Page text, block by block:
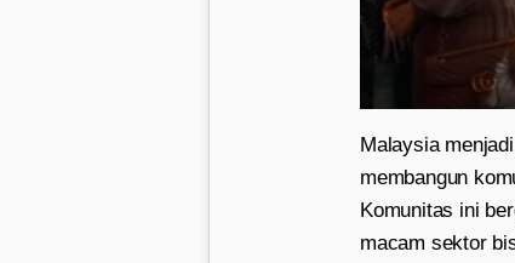
Malaysia
membangun
Komunitas ini
macam sektor